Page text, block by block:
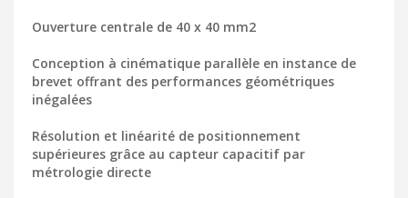
Ouverture centrale de 40 x 40 mm2
Conception à cinématique parallèle en instance de
brevet offrant des performances géométriques
inégalées
Résolution et linéarité de positionnement
supérieures grâce au capteur capacitif par
métrologie directe